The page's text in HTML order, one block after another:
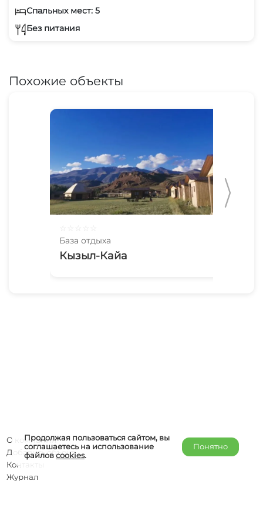
Спальных мест: 5
Без питания
Похожие объекты
База отдыха
Кызыл-Кайа
Продолжая пользоваться сайтом, вы
соглашаетесь на использование
файловcookies.
Понятно
О компании
Добавить объект
Контакты
Журнал